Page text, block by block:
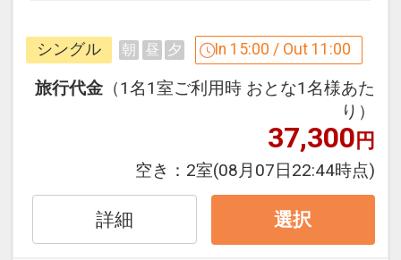
日本ベッド社との共同開発により誕生し
たオリジナルマットレスでエネルギーを
リチャージ♪
全館Wi-Fi利用無料！客室には有線LANも
完備！
さらに携帯充電器(多機種対応)も全室完
備しております。
人気
ゲストラウンジのご案内
ご宿泊のお客様はホテル３階ゲストラウ
ンジをご利用いただけます。（ご利用時
間 ／１５：００～２４：００）
エスプレッソやカフェラテなど、セルフ
スタイルのフリードリンクをご用意。
また、各種新聞や雑誌もご用意しており
シングル 朝 昼 夕 In 15:00 / Out 11:00
旅行代金 （1名1室ご利用時 おとな1名様あた
り）
37,300円
空き： 2室(08月07日22:44時点)
詳細 選択